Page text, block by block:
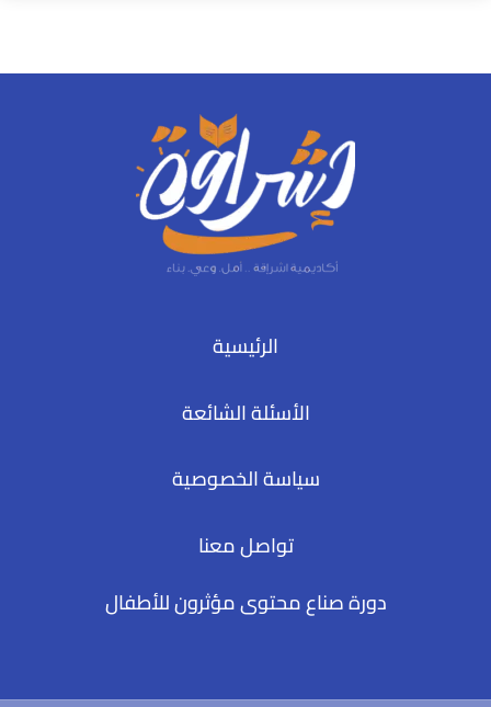
الرئيسية
الأسئلة الشائعة
سياسة الخصوصية
تواصل معنا
دورة صناع محتوى مؤثرون للأطفال